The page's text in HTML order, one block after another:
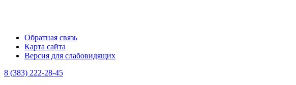
Обратная связь
Карта сайта
Версия для слабовидящих
8 (383) 222-28-45